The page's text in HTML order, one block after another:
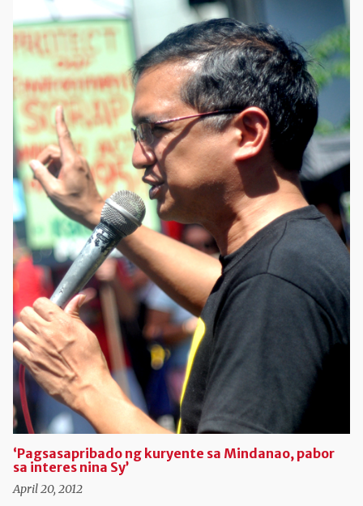
‘Pagsasapribado ng kuryente sa Mindanao, pabor
sa interes nina Sy’
April 20, 2012